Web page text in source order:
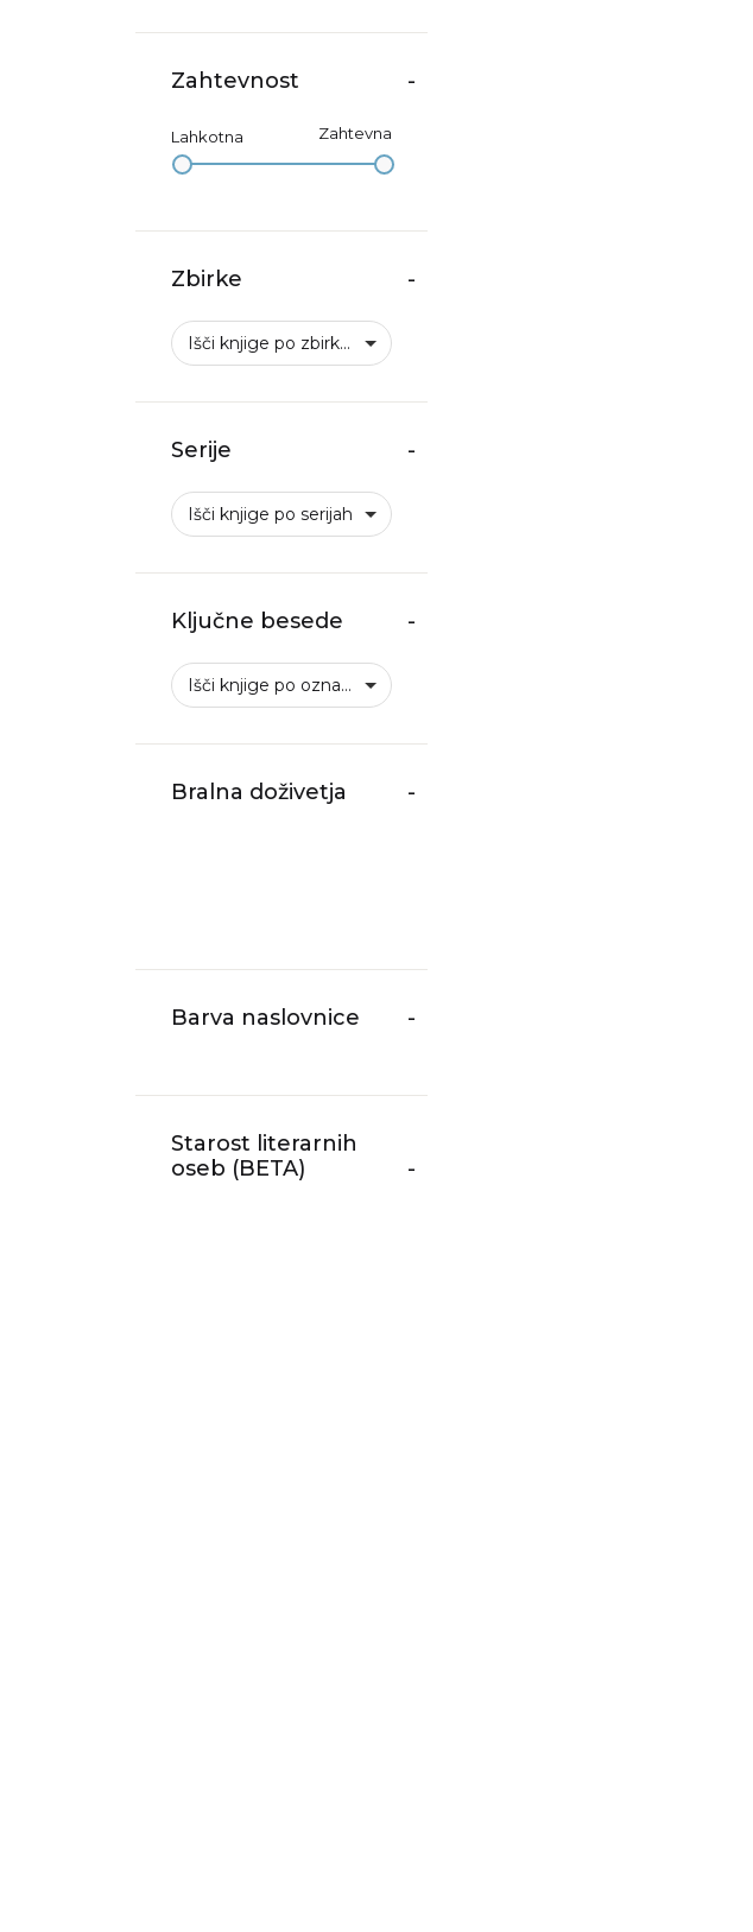
Zahtevnost -
Lahkotna Zahtevna
Zbirke -
Išči knjige po zbirkah
Serije -
Išči knjige po serijah
Ključne besede -
Išči knjige po oznakah
Bralna doživetja -
Barva naslovnice -
Starost literarnih
oseb (BETA)
-